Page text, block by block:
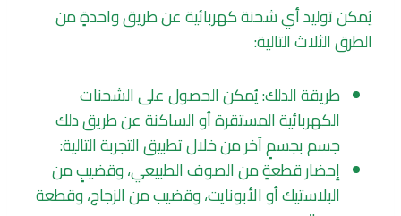
يُمكن توليد أي شحنة كهربائية عن طريق واحدةٍ من
الطرق الثلاث التالية:
طريقة الدلك: يُمكن الحصول على الشحنات
الكهربائية المستقرة أو الساكنة عن طريق دلك
جسم بجسمٍ آخر من خلال تطبيق التجربة التالية:
إحضار قطعةٍ من الصوف الطبيعي، وقضيبٍ من
البلاستيك أو الأبونايت، وقضيب من الزجاج، وقطعة